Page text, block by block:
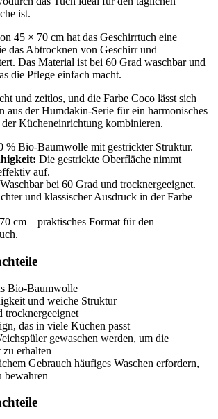
ist.
45 × 70 cm hat das Geschirrtuch eine
das Abtrocknen von Geschirr und
Das Material ist bei 60 Grad waschbar und
die Pflege einfach macht.
und zeitlos, und die Farbe Coco lässt sich
aus der Humdakin-Serie für ein harmonisches
Kücheneinrichtung kombinieren.
% Bio-Baumwolle mit gestrickter Struktur.
Die gestrickte Oberfläche nimmt
auf.
Waschbar bei 60 Grad und trocknergeeignet.
und klassischer Ausdruck in der Farbe
cm – praktisches Format für den
Bio-Baumwolle
und weiche Struktur
trocknergeeignet
das in viele Küchen passt
gewaschen werden, um die
erhalten
Gebrauch häufiges Waschen erfordern,
bewahren